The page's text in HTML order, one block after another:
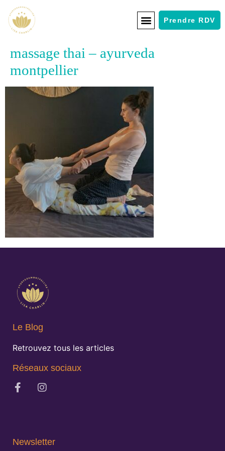
Prendre RDV
massage thai – ayurveda
montpellier
Le Blog
Retrouvez tous les articles
Réseaux sociaux
Newsletter